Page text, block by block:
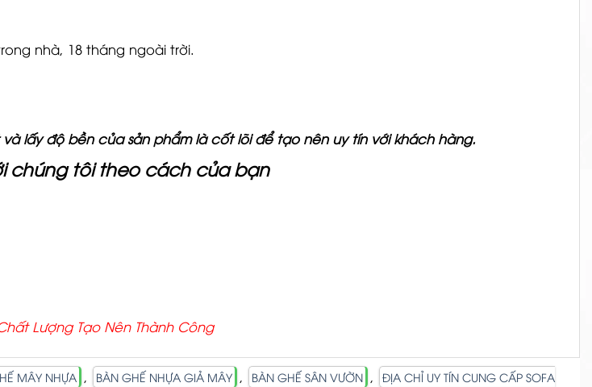
nhà, 18 tháng ngoài trời.
lấy độ bền của sản phẩm là cốt lõi để tạo nên uy tín với khách hàng.
chúng tôi theo cách của bạn
Lượng Tạo Nên Thành Công
MÂY NHỰA , BÀN GHẾ NHỰA GIẢ MÂY , BÀN GHẾ SÂN VƯỜN ,
ĐỊA CHỈ UY TÍN CUNG CẤP SOFA